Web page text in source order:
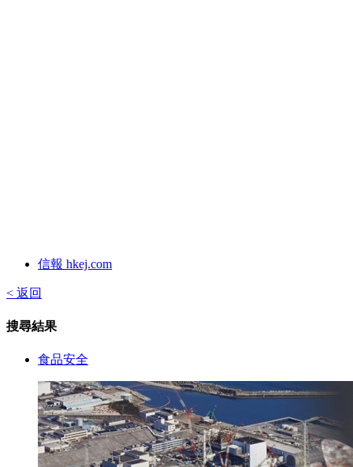
信報 hkej.com
< 返回
搜尋結果
食品安全